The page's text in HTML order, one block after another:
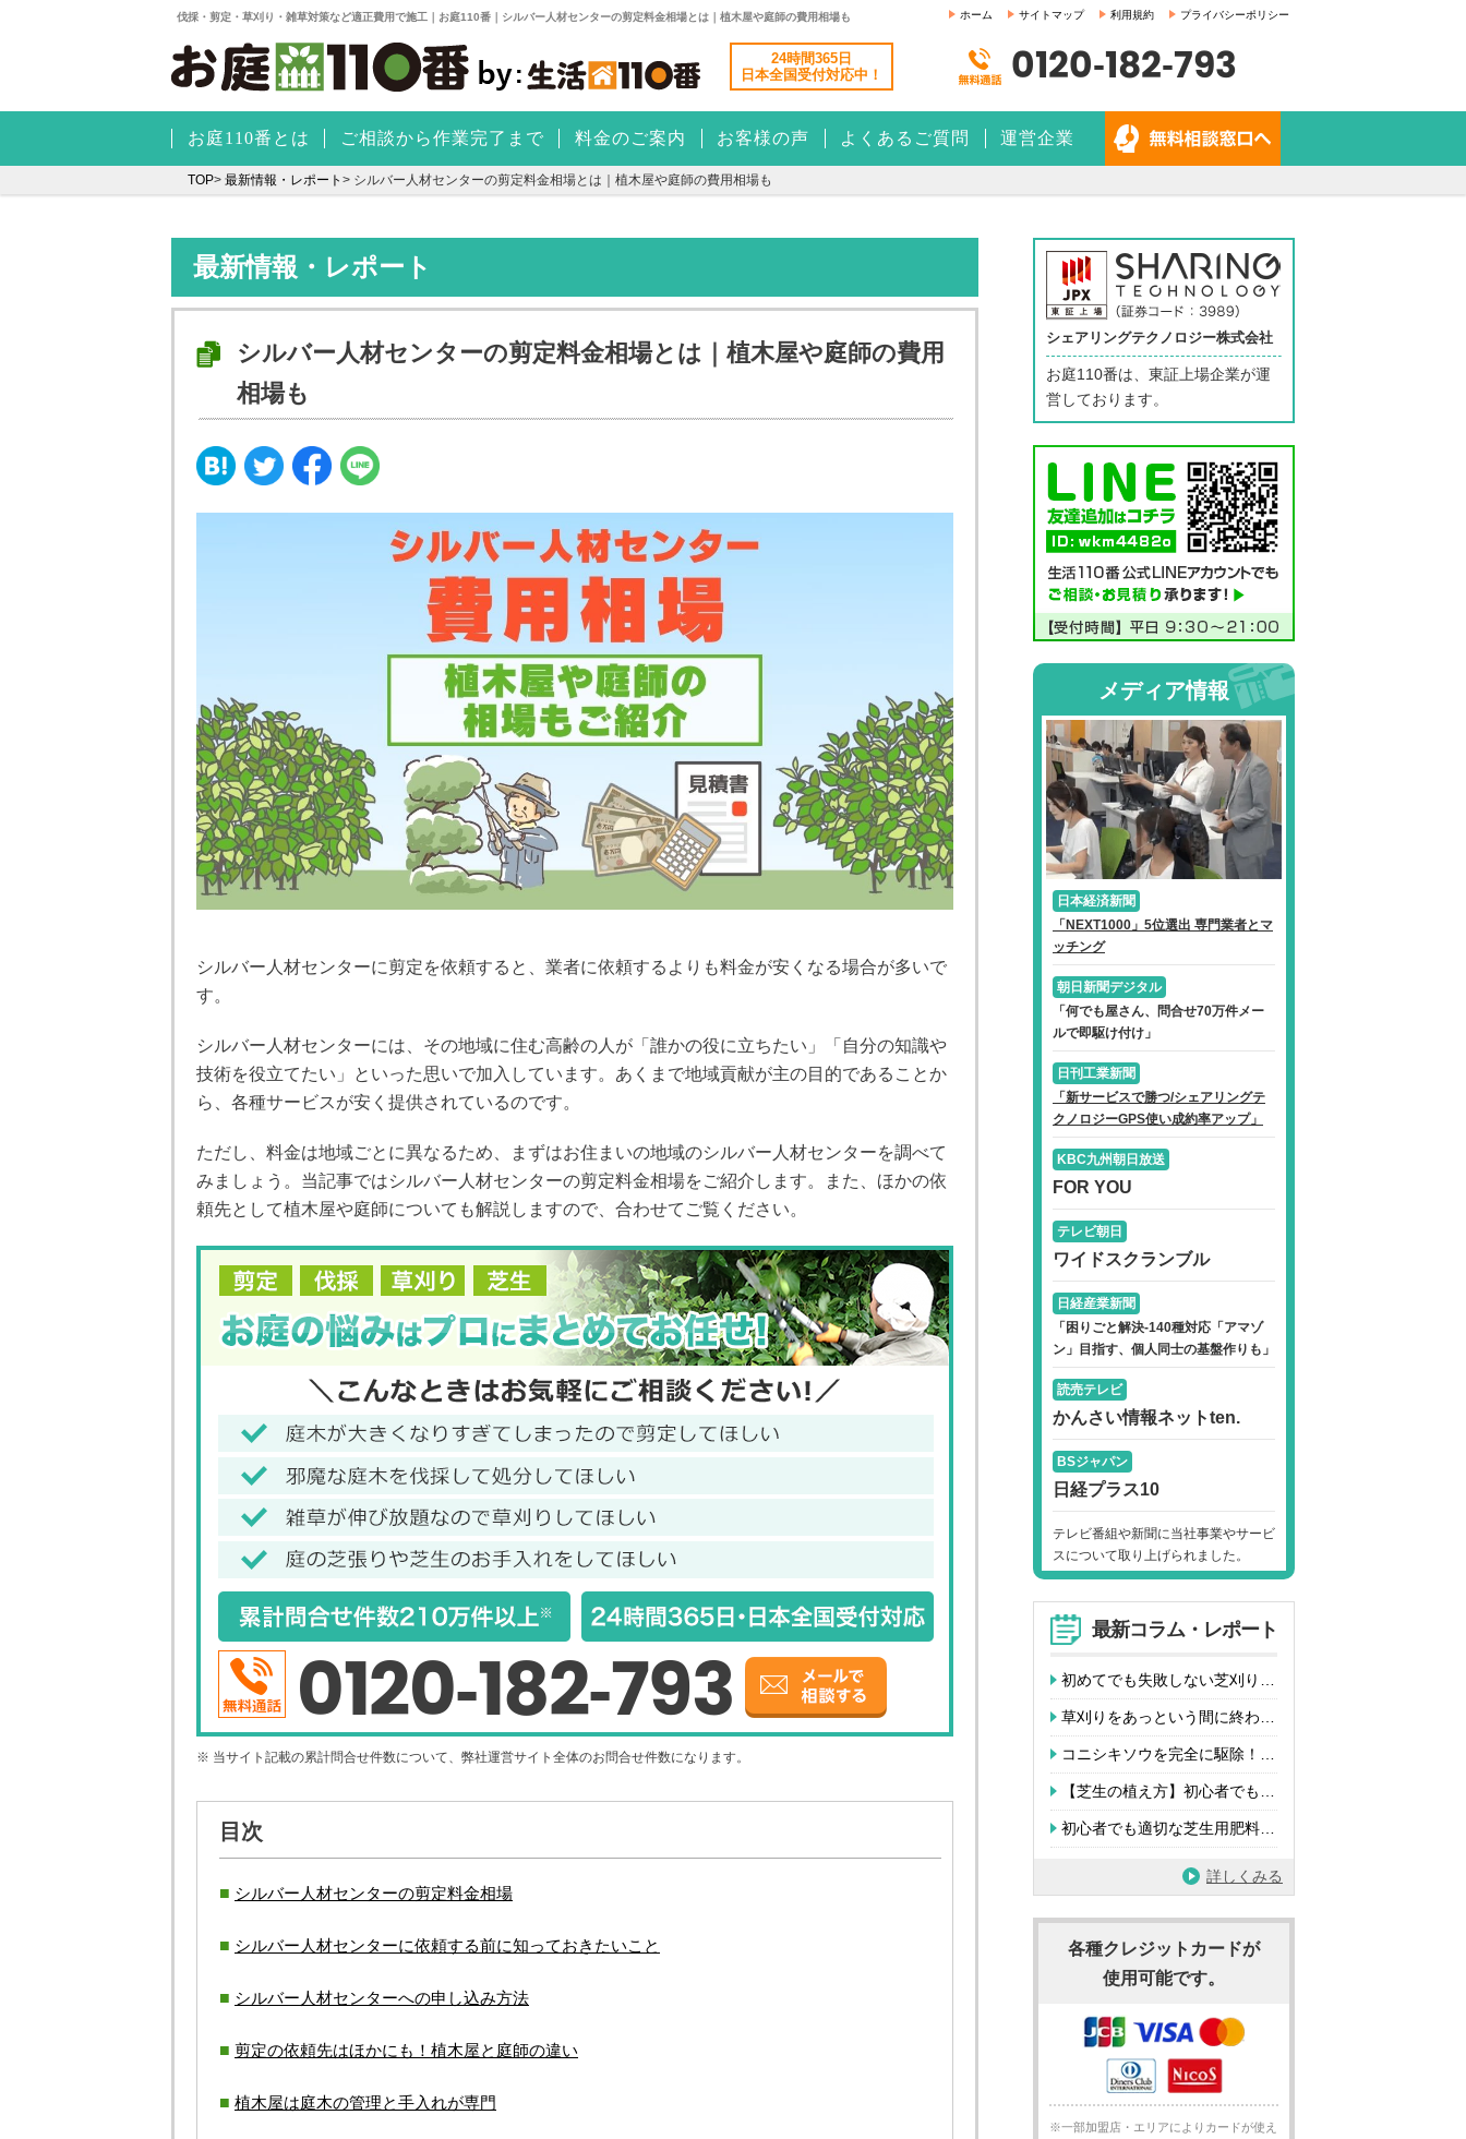
伐採・剪定・草刈り・雑草対策など適正費用で施工｜お庭110番｜シルバー人材センターの剪定料金相場とは｜植木屋や庭師の費用相場も ホーム サイトマップ 利用規約 プライバシーポリシー
24時間365日
日本全国受付対応中！ 0120-182-793
お庭110番とは ご相談から作業完了まで 料金のご案内 お客様の声 よくあるご質問 運営企業
TOP> 最新情報・レポート > シルバー人材センターの剪定料金相場とは｜植木屋や庭師の費用相場も
最新情報・レポート
シルバー人材センターの剪定料金相場とは｜植木屋や庭師の費用
相場も
シルバー人材センターに剪定を依頼すると、業者に依頼するよりも料金が安くなる場合が多いで
す。
シルバー人材センターには、その地域に住む高齢の人が「誰かの役に立ちたい」「自分の知識や
技術を役立てたい」といった思いで加入しています。あくまで地域貢献が主の目的であることか
ら、各種サービスが安く提供されているのです。
ただし、料金は地域ごとに異なるため、まずはお住まいの地域のシルバー人材センターを調べて
みましょう。当記事ではシルバー人材センターの剪定料金相場をご紹介します。また、ほかの依
頼先として植木屋や庭師についても解説しますので、合わせてご覧ください。
0120-182-793
※ 当サイト記載の累計問合せ件数について、弊社運営サイト全体のお問合せ件数になります。
目次
シルバー人材センターの剪定料金相場
シルバー人材センターに依頼する前に知っておきたいこと
シルバー人材センターへの申し込み方法
剪定の依頼先はほかにも！植木屋と庭師の違い
植木屋は庭木の管理と手入れが専門
シェアリングテクノロジー株式会社
お庭110番は、東証上場企業が運
営しております。
メディア情報
日本経済新聞
「NEXT1000」5位選出 専門業者とマ
ッチング
朝日新聞デジタル
「何でも屋さん、問合せ70万件メー
ルで即駆け付け」
日刊工業新聞
「新サービスで勝つ/シェアリングテ
クノロジーGPS使い成約率アップ」
KBC九州朝日放送
FOR YOU
テレビ朝日
ワイドスクランブル
日経産業新聞
「困りごと解決-140種対応「アマゾ
ン」目指す、個人同士の基盤作りも」
読売テレビ
かんさい情報ネットten.
BSジャパン
日経プラス10
テレビ番組や新聞に当社事業やサービ
スについて取り上げられました。
最新コラム・レポート
初めてでも失敗しない芝刈り…
草刈りをあっという間に終わ…
コニシキソウを完全に駆除！…
【芝生の植え方】初心者でも…
初心者でも適切な芝生用肥料…
詳しくみる
各種クレジットカードが
使用可能です。
※一部加盟店・エリアによりカードが使え